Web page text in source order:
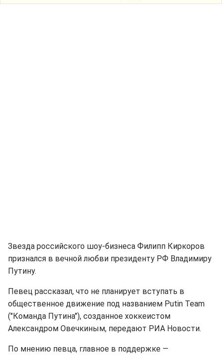
Звезда российского шоу-бизнеса Филипп Киркоров
признался в вечной любви президенту РФ Владимиру
Путину.
Певец рассказал, что не планирует вступать в
общественное движение под названием Putin Team
("Команда Путина"), созданное хоккеистом
Александром Овечкиным, передают РИА Новости.
По мнению певца, главное в поддержке —